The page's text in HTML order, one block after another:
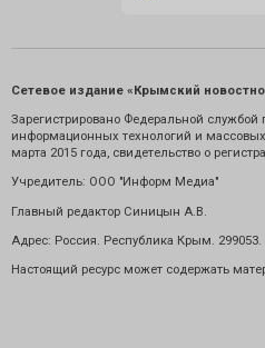
Сетевое издание «Крымский
Зарегистрировано Федеральной службой
информационных технологий и
марта 2015 года, свидетельство о
Учредитель: ООО "Информ Медиа"
Главный редактор Синицын А.В.
Адрес: Россия. Республика Крым. 299053.
Настоящий ресурс может содержать